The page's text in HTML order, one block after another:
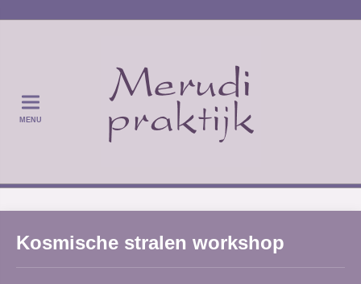
MENU
Kosmische stralen workshop